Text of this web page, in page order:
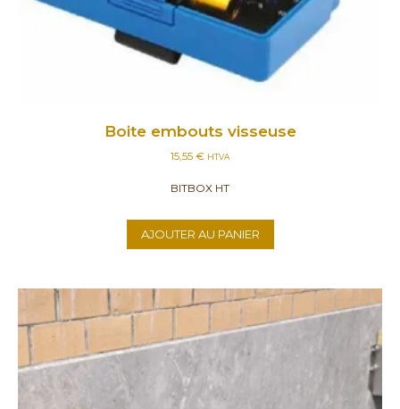
Boite embouts visseuse
15,55 € HTVA
BITBOX HT
AJOUTER AU PANIER